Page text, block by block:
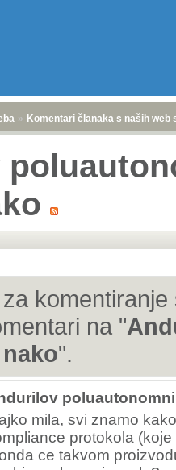
» Komentari članaka s naših web
na "
".
mila, svi znamo
protokola
ce takvom